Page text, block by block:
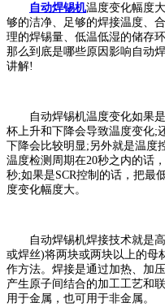
自动焊锡机温度变化幅度
够的洁净、足够的焊接温度、
理的焊锡量、低温低湿的储存
那么到底是哪些原因影响自动
讲解!
自动焊锡机温度变化如果是
杯上升和下降会导致温度变化;
下降会比较明显;另外就是温度
温度检测周期在20秒之内的话
秒;如果是SCR控制的话，把最
度变化幅度大。
自动焊锡机焊接技术就是高
或焊丝)将两块或两块以上的母
作方法。焊接是通过加热、加
产生原子间结合的加工工艺和
用于金属，也可用于非金属。